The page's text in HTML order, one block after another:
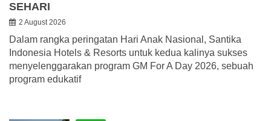
SEHARI
2 August 2026
Dalam rangka peringatan Hari Anak Nasional, Santika
Indonesia Hotels & Resorts untuk kedua kalinya sukses
menyelenggarakan program GM For A Day 2026, sebuah
program edukatif